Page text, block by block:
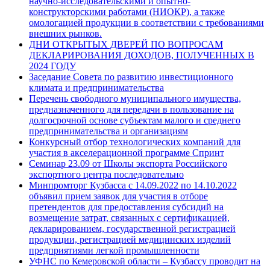
конструкторскими работами (НИОКР), а также
омологацией продукции в соответствии с требованиями
внешних рынков.
ДНИ ОТКРЫТЫХ ДВЕРЕЙ ПО ВОПРОСАМ
ДЕКЛАРИРОВАНИЯ ДОХОДОВ, ПОЛУЧЕННЫХ В
2024 ГОДУ
Заседание Совета по развитию инвестиционного
климата и предпринимательства
Перечень свободного муниципального имущества,
предназначенного для передачи в пользование на
долгосрочной основе субъектам малого и среднего
предпринимательства и организациям
Конкурсный отбор технологических компаний для
участия в акселерационной программе Спринт
Семинар 23.09 от Школы экспорта Российского
экспортного центра последовательно
Минпромторг Кузбасса с 14.09.2022 по 14.10.2022
объявил прием заявок для участия в отборе
претендентов для предоставления субсидий на
возмещение затрат, связанных с сертификацией,
декларированием, государственной регистрацией
продукции, регистрацией медицинских изделий
предприятиями легкой промышленности
УФНС по Кемеровской области – Кузбассу проводит на